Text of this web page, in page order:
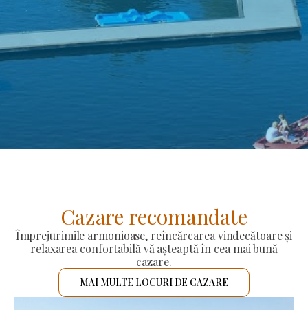
Cazare recomandate
Împrejurimile armonioase, reîncărcarea vindecătoare și
relaxarea confortabilă vă așteaptă în cea mai bună
cazare.
MAI MULTE LOCURI DE CAZARE